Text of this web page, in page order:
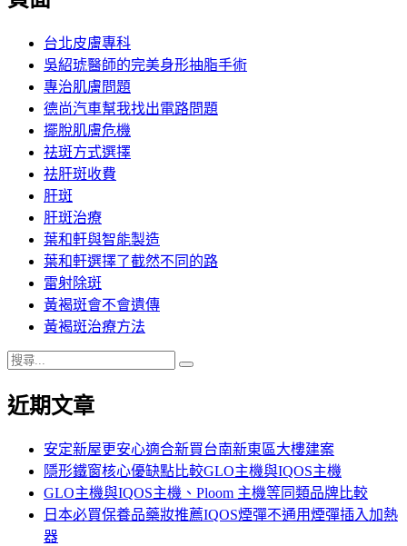
台北皮膚專科
吳紹琥醫師的完美身形抽脂手術
專治肌膚問題
德尚汽車幫我找出電路問題
擺脫肌膚危機
祛斑方式選擇
祛肝斑收費
肝斑
肝斑治療
葉和軒與智能製造
葉和軒選擇了截然不同的路
雷射除斑
黃褐斑會不會遺傳
黃褐斑治療方法
搜
關
近期文章
安定新屋更安心適合新買台南新東區大樓建案
隱形鐵窗核心優缺點比較GLO主機與IQOS主機
GLO主機與IQOS主機、Ploom 主機等同類品牌比較
日本必買保養品藥妝推薦IQOS煙彈不通用煙彈插入加熱
器